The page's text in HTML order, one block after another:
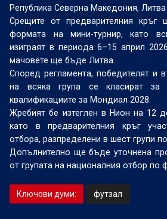
Република Северна Македония, Литва
Срещите от предварителния
формата на мини-турнир, като
изиграят в периода 6–15 април
мачовете ще бъде Литва.
Според регламента, победителят и
на всяка група се класират за
квалификациите за Мондиал 2028.
Жребият бе изтеглен в Нион на 12
като в предварителния кръг
отбора, разпределени в шест групи
Допълнително ще бъде уточнена
от групата на националния отбор по
Ключови думи: футзал